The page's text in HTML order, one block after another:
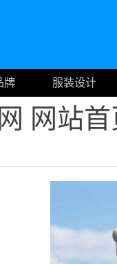
牌 服装设计
网站